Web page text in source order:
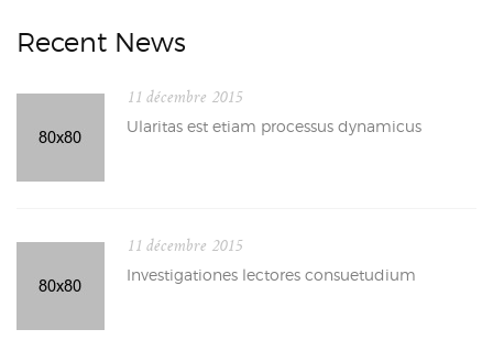
Recent News
11 décembre 2015
Ularitas est etiam processus dynamicus
11 décembre 2015
Investigationes lectores consuetudium